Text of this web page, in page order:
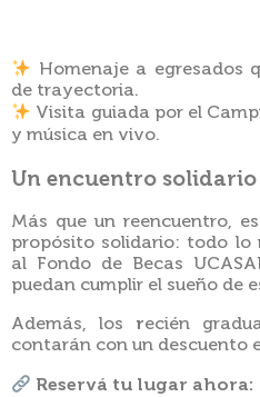
Homenaje a egresados
de trayectoria.
Visita guiada por el
y música en vivo.
Un encuentro solidario
Más que un reencuentro,
propósito solidario: todo lo
al Fondo de Becas
puedan cumplir el sueño de
Además, los recién
contarán con un descuento
Reservá tu lugar ahora: